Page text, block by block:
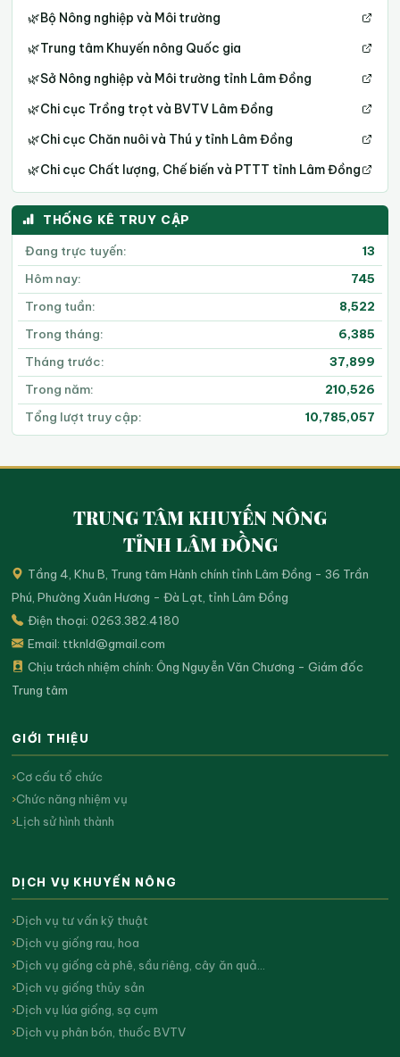
🌿Bộ Nông nghiệp và Môi trường
🌿Trung tâm Khuyến nông Quốc gia
🌿Sở Nông nghiệp và Môi trường tỉnh Lâm Đồng
🌿Chi cục Trồng trọt và BVTV Lâm Đồng
🌿Chi cục Chăn nuôi và Thú y tỉnh Lâm Đồng
🌿Chi cục Chất lượng, Chế biến và PTTT tỉnh Lâm Đồng
THỐNG KÊ TRUY CẬP
Đang trực tuyến:
13
Hôm nay:
745
Trong tuần:
8,522
Trong tháng:
6,385
Tháng trước:
37,899
Trong năm:
210,526
Tổng lượt truy cập:
10,785,057
TRUNG TÂM KHUYẾN NÔNG
TỈNH LÂM ĐỒNG
Tầng 4, Khu B, Trung tâm Hành chính tỉnh Lâm Đồng - 36 Trần
Phú, Phường Xuân Hương - Đà Lạt, tỉnh Lâm Đồng
Điện thoại: 0263.382.4180
Email: ttknld@gmail.com
Chịu trách nhiệm chính: Ông Nguyễn Văn Chương - Giám đốc
Trung tâm
GIỚI THIỆU
Cơ cấu tổ chức
Chức năng nhiệm vụ
Lịch sử hình thành
DỊCH VỤ KHUYẾN NÔNG
Dịch vụ tư vấn kỹ thuật
Dịch vụ giống rau, hoa
Dịch vụ giống cà phê, sầu riêng, cây ăn quả…
Dịch vụ giống thủy sản
Dịch vụ lúa giống, sạ cụm
Dịch vụ phân bón, thuốc BVTV